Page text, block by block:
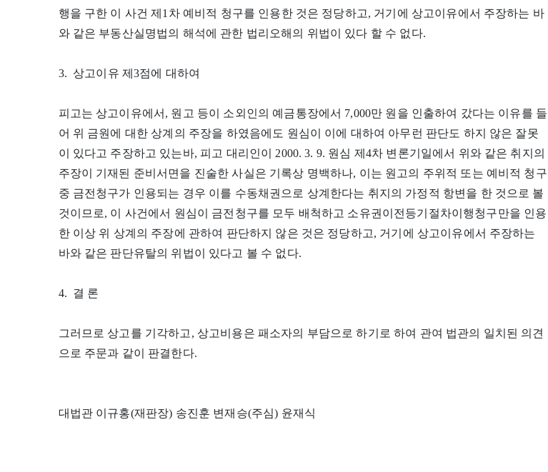
행을 구한 이 사건 제1차 예비적 청구를 인용한 것은 정당하고, 거기에 상고이유에서 주장하는 바
와 같은 부동산실명법의 해석에 관한 법리오해의 위법이 있다 할 수 없다.
3. 상고이유 제3점에 대하여
피고는 상고이유에서, 원고 등이 소외인의 예금통장에서 7,000만 원을 인출하여 갔다는 이유를 들
어 위 금원에 대한 상계의 주장을 하였음에도 원심이 이에 대하여 아무런 판단도 하지 않은 잘못
이 있다고 주장하고 있는바, 피고 대리인이 2000. 3. 9. 원심 제4차 변론기일에서 위와 같은 취지의
주장이 기재된 준비서면을 진술한 사실은 기록상 명백하나, 이는 원고의 주위적 또는 예비적 청구
중 금전청구가 인용되는 경우 이를 수동채권으로 상계한다는 취지의 가정적 항변을 한 것으로 볼
것이므로, 이 사건에서 원심이 금전청구를 모두 배척하고 소유권이전등기절차이행청구만을 인용
한 이상 위 상계의 주장에 관하여 판단하지 않은 것은 정당하고, 거기에 상고이유에서 주장하는
바와 같은 판단유탈의 위법이 있다고 볼 수 없다.
4. 결 론
그러므로 상고를 기각하고, 상고비용은 패소자의 부담으로 하기로 하여 관여 법관의 일치된 의견
으로 주문과 같이 판결한다.
대법관 이규홍(재판장) 송진훈 변재승(주심) 윤재식